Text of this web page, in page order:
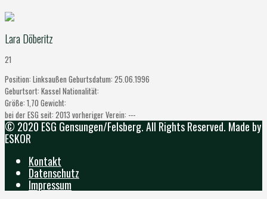
Lara Döberitz
21
Position: Linksaußen Geburtsdatum: 25.06.1996
Geburtsort: Kassel Nationalität:
Größe: 1,70 Gewicht:
bei der ESG seit: 2013 vorheriger Verein: ---
© 2020 ESG Gensungen/Felsberg. All Rights Reserved. Made by
ESKOR
Kontakt
Datenschutz
Impressum